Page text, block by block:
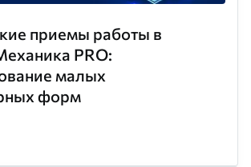
приемы работы в
PRO:
малых
форм